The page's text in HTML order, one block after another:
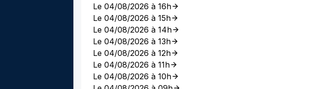
Le 04/08/2026 à 16h
Le 04/08/2026 à 15h
Le 04/08/2026 à 14h
Le 04/08/2026 à 13h
Le 04/08/2026 à 12h
Le 04/08/2026 à 11h
Le 04/08/2026 à 10h